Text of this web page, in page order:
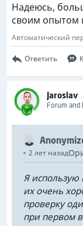
Надеюсь,
своим опытом
Автоматический
Ответить
Jaroslav
Forum
2 лет назад
Я использую
их очень
проверку
при первом